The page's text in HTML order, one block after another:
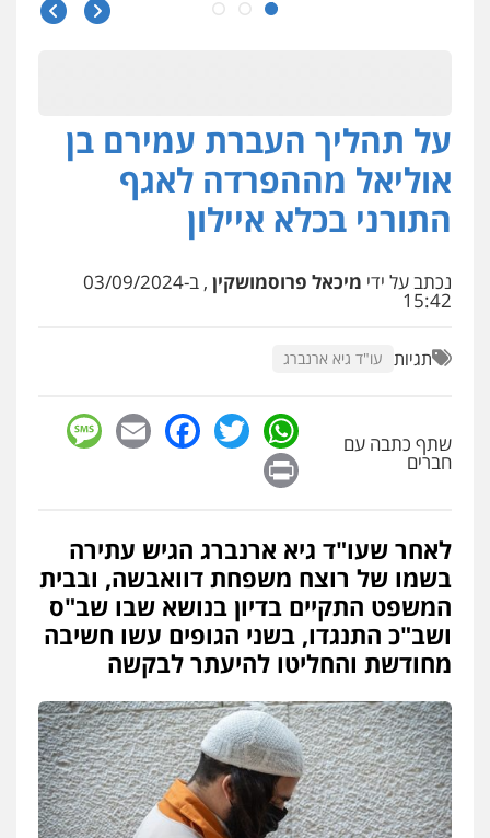
גיא זהבי משרד עורכי דין
עו"ד איהאב ג'לג'ולי
פלילי מעצרים וחקירות עורכי דין לענייני
אסירים
0505216700
פלילי צבאי מעצרים וחקירות
אסירים אזרחי נדל"ן / עסקים
0528488515
קטינים
0538788878
עו"ד אסף דוק
פלילי עבירות מין סמים והימורים
חמורה חקירות ומעצרים צווארון לבן והונאה
עו"ד שלי גורביץ – לוי
משפט פלילי פשיעה חמורה מעצרים
וחקירות צבאי תעבורה
0544218336
על תהליך העברת עמירם בן
אוליאל מההפרדה לאגף
התורני בכלא איילון
נכתב על ידי מיכאל פרוסמושקין , ב-03/09/2024
15:42
תגיות עו"ד גיא ארנברג
שתף כתבה עם
חברים
WhatsApp
Twitter
Facebook
Email
לאחר שעו"ד גיא ארנברג הגיש עתירה
בשמו של רוצח משפחת דוואבשה, ובבית
המשפט התקיים בדיון בנושא שבו שב"ס
ושב"כ התנגדו, בשני הגופים עשו חשיבה
מחודשת והחליטו להיעתר לבקשה